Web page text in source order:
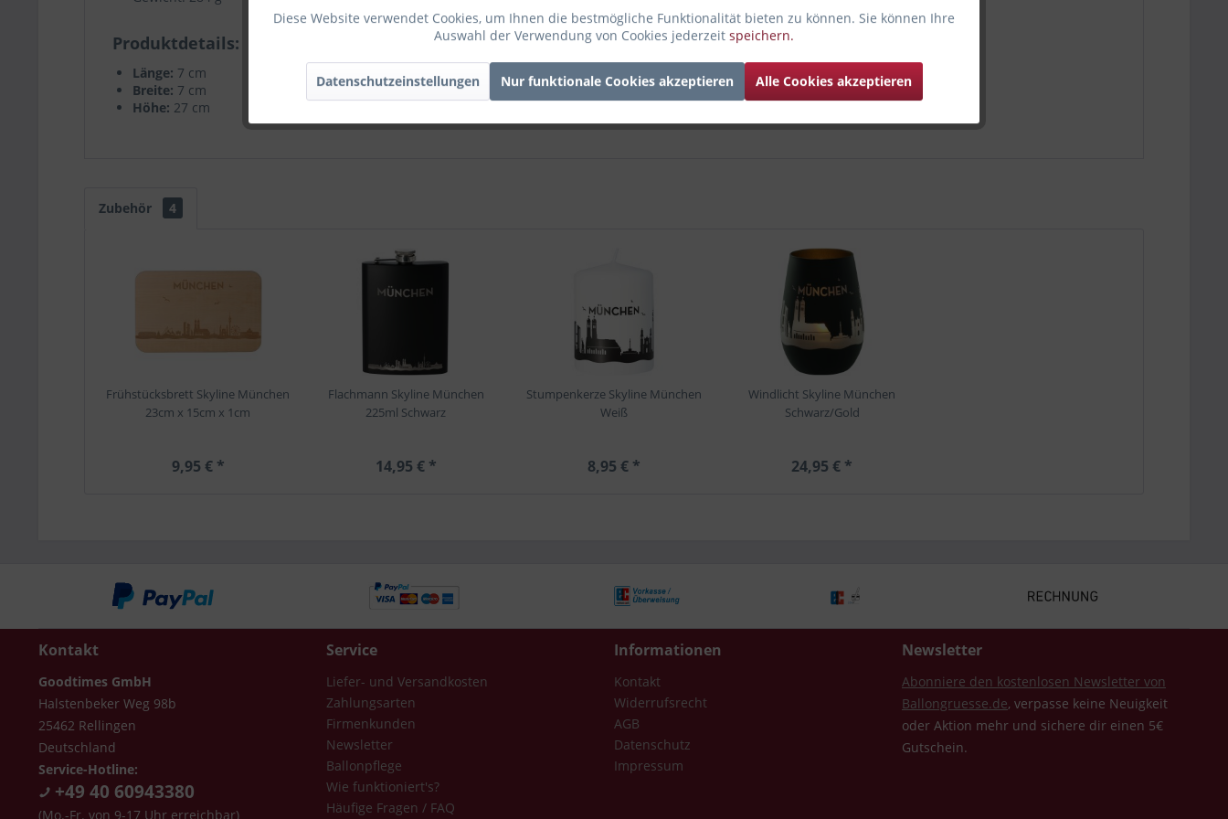
Produktdetails
Länge: 7 cm
Breite: 7 cm
Höhe: 27 cm
Zubehör 4
Frühstücksbrett Skyline München
23cm x 15cm x 1cm
9,95 € *
Flachmann Skyline München
225ml Schwarz
14,95 € *
Stumpenkerze Skyline München
Weiß
8,95 € *
Windlicht Skyline München
Schwarz/Gold
24,95 € *
Kontakt
Goodtimes GmbH
Halstenbeker Weg 98b
25462 Rellingen
Deutschland
Service-Hotline:
+49 40 60943380
(Mo.-Fr. von 9-17 Uhr erreichbar)
Service
Liefer- und Versandkosten
Zahlungsarten
Firmenkunden
Newsletter
Ballonpflege
Wie funktioniert's?
Häufige Fragen / FAQ
Informationen
Kontakt
Widerrufsrecht
AGB
Datenschutz
Impressum
Newsletter
Abonniere den kostenlosen Newsletter von
Ballongruesse.de, verpasse keine Neuigkeit
oder Aktion mehr und sichere dir einen 5€
Gutschein.
Diese Website verwendet Cookies, um Ihnen die bestmögliche Funktionalität bieten zu können. Sie können Ihre
Auswahl der Verwendung von Cookies jederzeit speichern.
Datenschutzeinstellungen Nur funktionale Cookies akzeptieren Alle Cookies akzeptieren